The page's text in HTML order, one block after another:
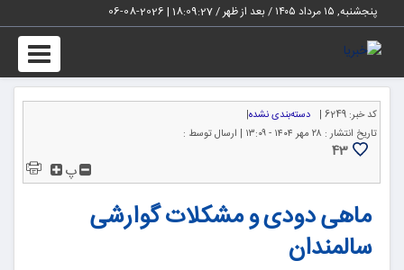
پنجشنبه, ۱۵ مرداد ۱۴۰۵ / بعد از ظهر / 18:09:28
|
2026-08-06
کد خبر: 6249 | دسته‌بندی نشده|
تاریخ انتشار : ۲۸ مهر ۱۴۰۴ - ۱۳:۰۹ | ارسال توسط :
43
پ
ماهی دودی و مشکلات گوارشی
سالمندان